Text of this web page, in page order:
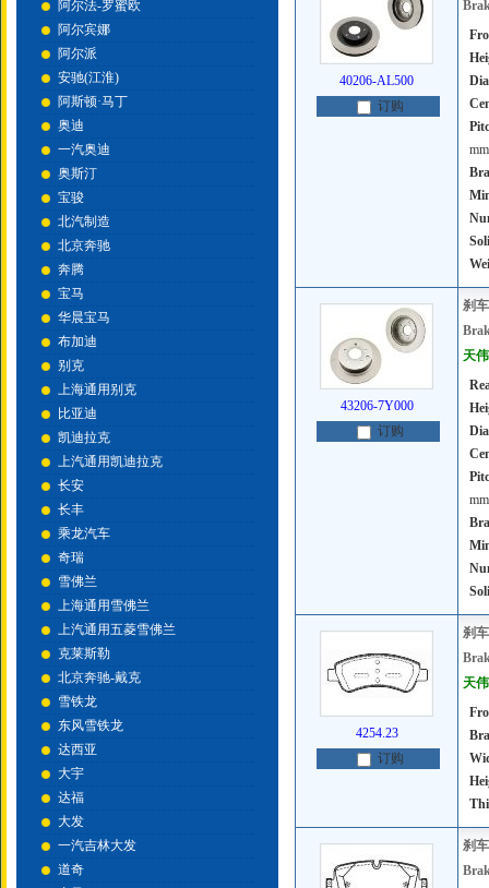
订购
40206-AL500
mm
订购
43206-7Y000
刹
天
mm
订购
4254.23
刹
天
刹
阿尔法-罗蜜欧
阿尔宾娜
阿尔派
安驰(江淮)
阿斯顿·马丁
奥迪
一汽奥迪
奥斯汀
宝骏
北汽制造
北京奔驰
奔腾
宝马
华晨宝马
布加迪
别克
上海通用别克
比亚迪
凯迪拉克
上汽通用凯迪拉克
长安
长丰
乘龙汽车
奇瑞
雪佛兰
上海通用雪佛兰
上汽通用五菱雪佛兰
克莱斯勒
北京奔驰-戴克
雪铁龙
东风雪铁龙
达西亚
大宇
达福
大发
一汽吉林大发
道奇